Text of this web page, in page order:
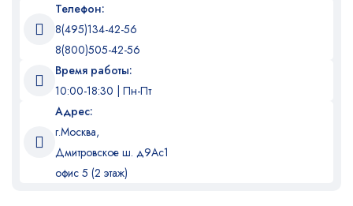
Телефон:
8(495)134-42-56
8(800)505-42-56
Время работы:
10:00-18:30 | Пн-Пт
Адрес:
г.Москва,
Дмитровское ш. д9Ас1
офис 5 (2 этаж)